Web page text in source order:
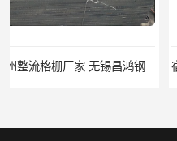
宿迁栏杆立柱厂家 无锡昌鸿钢格板有限公司